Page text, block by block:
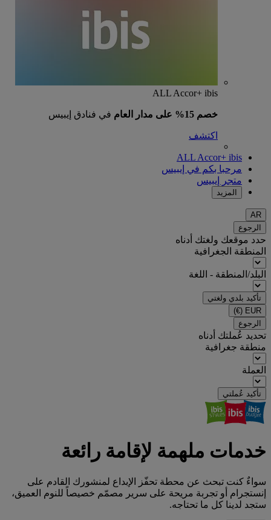
ALL Accor+ ibis
خصم 15% على مدار العام في فنادق إيبيس
اكتشف
ALL Accor+ ibis
مرحبا بكم في إيبيس
متجر إيبيس
المزيد
AR
الرجوع
حدد موقعك ولغتك أدناه
المنطقة الجغرافية
البلد/المنطقة - اللغة
تأكيد بلدي ولغتي
EUR
(€)
الرجوع
تحديد عُملتك أدناه
منطقة جغرافية
العملة
تأكيد عُملتي
خدمات ملهمة لإقامة رائعة
سواءٌ كنت تبحث عن محطة تحفّز الإبداع لمنشورك القادم على
إنستجرام أو تجربة مريحة على سرير مصمّم خصيصاً للنوم العميق،
ستجد لدينا كل ما تحتاجه.